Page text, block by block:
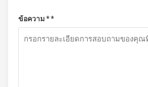
ข้อความ * *